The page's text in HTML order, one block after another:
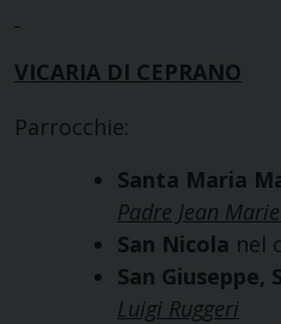
VICARIA DI CEPRANO
Parrocchie:
Santa Maria
Padre Jean
San Nicola nel
San Giuseppe,
Luigi Ruggeri